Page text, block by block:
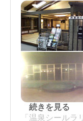
「温泉シールラ
続きを見る